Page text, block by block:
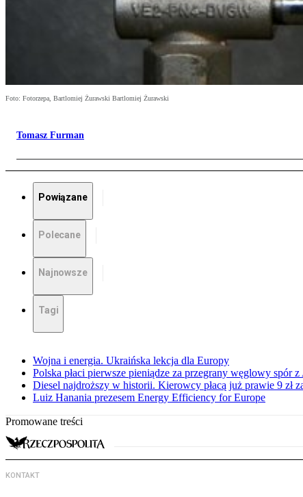
Foto: Fotorzepa, Bartlomiej Żurawski Bartlomiej Żurawski
Tomasz Furman
Powiązane
Polecane
Najnowsze
Tagi
Wojna i energia. Ukraińska lekcja dla Europy
Polska płaci pierwsze pieniądze za przegrany węglowy spór
Diesel najdroższy w historii. Kierowcy płacą już prawie 9 zł
Luiz Hanania prezesem Energy Efficiency for Europe
Promowane treści
KONTAKT